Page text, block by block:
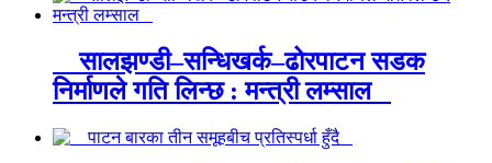
सालझण्डी–सन्धिखर्क–ढोरपाटन सडक
निर्माणले गति लिन्छ : मन्त्री लम्साल